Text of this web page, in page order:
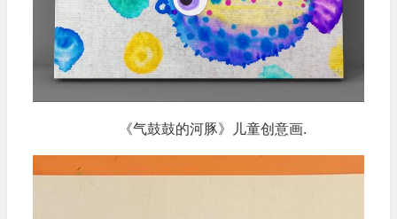
《气鼓鼓的河豚》儿童创意画.